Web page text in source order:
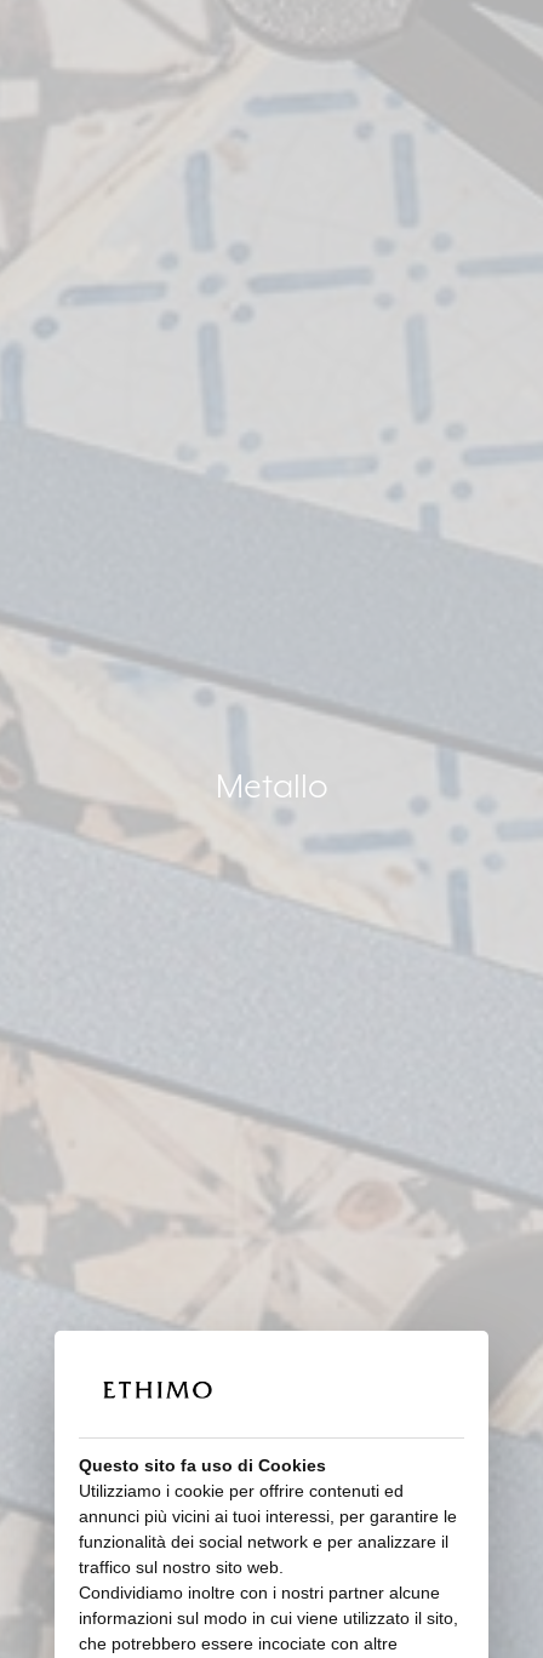
Metallo
Questo sito fa uso di Cookies
Utilizziamo i cookie per offrire contenuti ed
annunci più vicini ai tuoi interessi, per garantire le
funzionalità dei social network e per analizzare il
traffico sul nostro sito web.
Condividiamo inoltre con i nostri partner alcune
informazioni sul modo in cui viene utilizzato il sito,
che potrebbero essere incociate con altre